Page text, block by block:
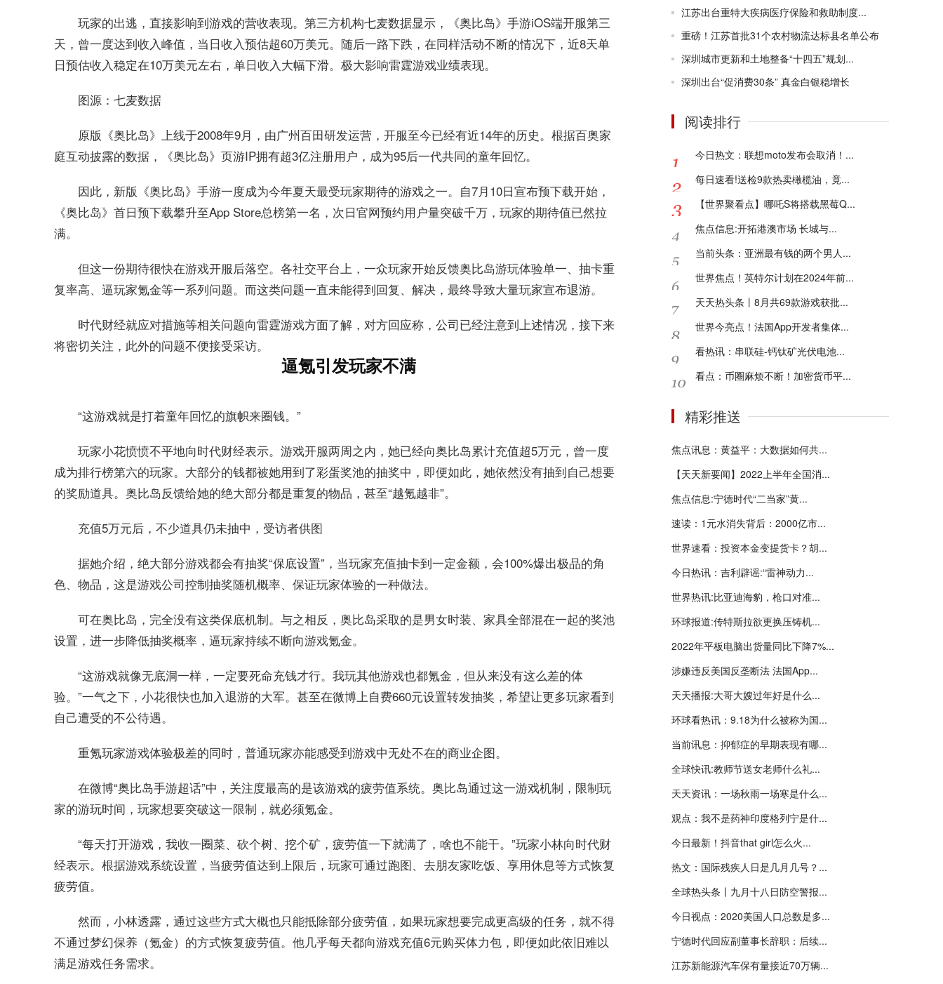
玩家的出逃，直接影响到游戏的营收表现。第三方机构七麦数据显示，《奥比岛》手游iOS端开服第三
天，曾一度达到收入峰值，当日收入预估超60万美元。随后一路下跌，在同样活动不断的情况下，近8天单
日预估收入稳定在10万美元左右，单日收入大幅下滑。极大影响雷霆游戏业绩表现。
图源：七麦数据
原版《奥比岛》上线于2008年9月，由广州百田研发运营，开服至今已经有近14年的历史。根据百奥家
庭互动披露的数据，《奥比岛》页游IP拥有超3亿注册用户，成为95后一代共同的童年回忆。
因此，新版《奥比岛》手游一度成为今年夏天最受玩家期待的游戏之一。自7月10日宣布预下载开始，
《奥比岛》首日预下载攀升至App Store总榜第一名，次日官网预约用户量突破千万，玩家的期待值已然拉
满。
但这一份期待很快在游戏开服后落空。各社交平台上，一众玩家开始反馈奥比岛游玩体验单一、抽卡重
复率高、逼玩家氪金等一系列问题。而这类问题一直未能得到回复、解决，最终导致大量玩家宣布退游。
时代财经就应对措施等相关问题向雷霆游戏方面了解，对方回应称，公司已经注意到上述情况，接下来
将密切关注，此外的问题不便接受采访。
逼氪引发玩家不满
“这游戏就是打着童年回忆的旗帜来圈钱。”
玩家小花愤愤不平地向时代财经表示。游戏开服两周之内，她已经向奥比岛累计充值超5万元，曾一度
成为排行榜第六的玩家。大部分的钱都被她用到了彩蛋奖池的抽奖中，即便如此，她依然没有抽到自己想要
的奖励道具。奥比岛反馈给她的绝大部分都是重复的物品，甚至“越氪越非”。
充值5万元后，不少道具仍未抽中，受访者供图
据她介绍，绝大部分游戏都会有抽奖“保底设置”，当玩家充值抽卡到一定金额，会100%爆出极品的角
色、物品，这是游戏公司控制抽奖随机概率、保证玩家体验的一种做法。
可在奥比岛，完全没有这类保底机制。与之相反，奥比岛采取的是男女时装、家具全部混在一起的奖池
设置，进一步降低抽奖概率，逼玩家持续不断向游戏氪金。
“这游戏就像无底洞一样，一定要死命充钱才行。我玩其他游戏也都氪金，但从来没有这么差的体
验。”一气之下，小花很快也加入退游的大军。甚至在微博上自费660元设置转发抽奖，希望让更多玩家看到
自己遭受的不公待遇。
重氪玩家游戏体验极差的同时，普通玩家亦能感受到游戏中无处不在的商业企图。
在微博“奥比岛手游超话”中，关注度最高的是该游戏的疲劳值系统。奥比岛通过这一游戏机制，限制玩
家的游玩时间，玩家想要突破这一限制，就必须氪金。
“每天打开游戏，我收一圈菜、砍个树、挖个矿，疲劳值一下就满了，啥也不能干。”玩家小林向时代财
经表示。根据游戏系统设置，当疲劳值达到上限后，玩家可通过跑图、去朋友家吃饭、享用休息等方式恢复
疲劳值。
然而，小林透露，通过这些方式大概也只能抵除部分疲劳值，如果玩家想要完成更高级的任务，就不得
不通过梦幻保养（氪金）的方式恢复疲劳值。他几乎每天都向游戏充值6元购买体力包，即便如此依旧难以
满足游戏任务需求。
江苏出台重特大疾病医疗保险和救助制度...
重磅！江苏首批31个农村物流达标县名单公布
深圳城市更新和土地整备“十四五”规划...
深圳出台“促消费30条” 真金白银稳增长
阅读排行
今日热文：联想moto发布会取消！...
每日速看!送检9款热卖橄榄油，竟...
【世界聚看点】哪吒S将搭载黑莓Q...
焦点信息:开拓港澳市场 长城与...
当前头条：亚洲最有钱的两个男人...
世界焦点！英特尔计划在2024年前...
天天热头条丨8月共69款游戏获批...
世界今亮点！法国App开发者集体...
看热讯：串联硅-钙钛矿光伏电池...
看点：币圈麻烦不断！加密货币平...
精彩推送
焦点讯息：黄益平：大数据如何共...
【天天新要闻】2022上半年全国消...
焦点信息:宁德时代“二当家”黄...
速读：1元水消失背后：2000亿市...
世界速看：投资本金变提货卡？胡...
今日热讯：吉利辟谣:“雷神动力...
世界热讯:比亚迪海豹，枪口对准...
环球报道:传特斯拉欲更换压铸机...
2022年平板电脑出货量同比下降7%...
涉嫌违反美国反垄断法 法国App...
天天播报:大哥大嫂过年好是什么...
环球看热讯：9.18为什么被称为国...
当前讯息：抑郁症的早期表现有哪...
全球快讯:教师节送女老师什么礼...
天天资讯：一场秋雨一场寒是什么...
观点：我不是药神印度格列宁是什...
今日最新！抖音that girl怎么火...
热文：国际残疾人日是几月几号？...
全球热头条丨九月十八日防空警报...
今日视点：2020美国人口总数是多...
宁德时代回应副董事长辞职：后续...
江苏新能源汽车保有量接近70万辆...